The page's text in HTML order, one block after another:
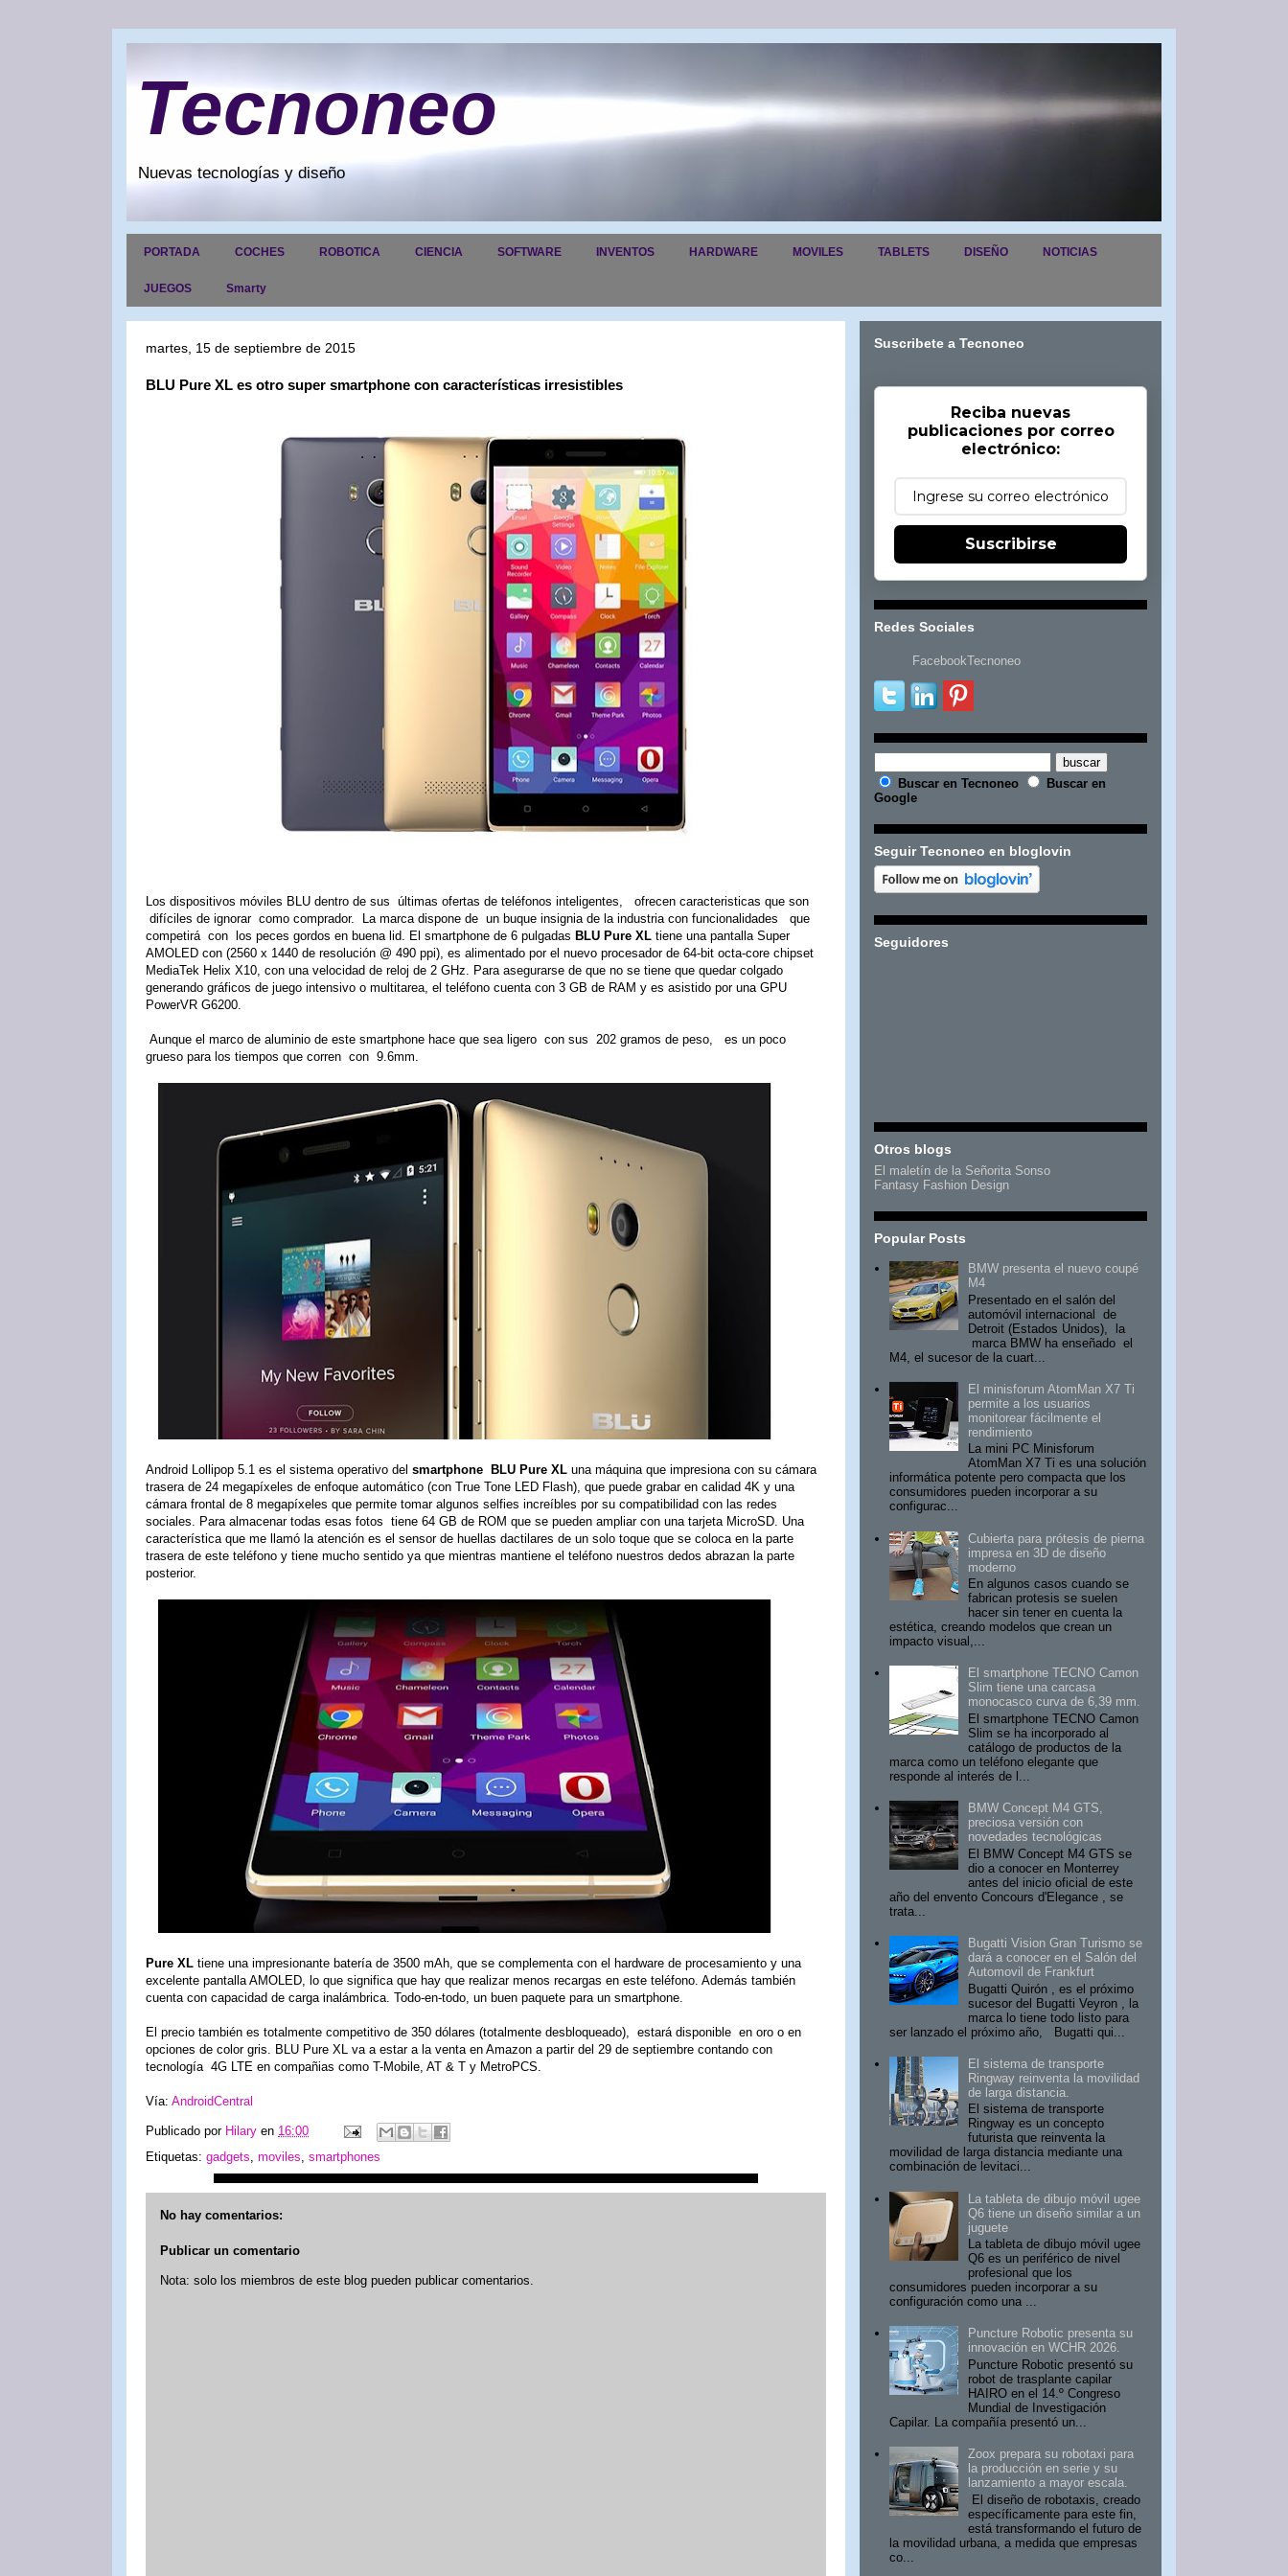
Tecnoneo
Nuevas tecnologías y diseño
PORTADA COCHES ROBOTICA CIENCIA SOFTWARE INVENTOS HARDWARE MOVILES TABLETS DISEÑO NOTICIAS
JUEGOS Smarty
martes, 15 de septiembre de 2015
BLU Pure XL es otro super smartphone con características irresistibles
Los dispositivos móviles BLU dentro de sus últimas ofertas de teléfonos inteligentes, ofrecen caracteristicas que son
difíciles de ignorar como comprador. La marca dispone de un buque insignia de la industria con funcionalidades que
competirá con los peces gordos en buena lid. El smartphone de 6 pulgadas BLU Pure XL tiene una pantalla Super
AMOLED con (2560 x 1440 de resolución @ 490 ppi), es alimentado por el nuevo procesador de 64-bit octa-core chipset
MediaTek Helix X10, con una velocidad de reloj de 2 GHz. Para asegurarse de que no se tiene que quedar colgado
generando gráficos de juego intensivo o multitarea, el teléfono cuenta con 3 GB de RAM y es asistido por una GPU
PowerVR G6200.
Aunque el marco de aluminio de este smartphone hace que sea ligero con sus 202 gramos de peso, es un poco
grueso para los tiempos que corren con 9.6mm.
Android Lollipop 5.1 es el sistema operativo del smartphone BLU Pure XL una máquina que impresiona con su cámara
trasera de 24 megapíxeles de enfoque automático (con True Tone LED Flash), que puede grabar en calidad 4K y una
cámara frontal de 8 megapíxeles que permite tomar algunos selfies increíbles por su compatibilidad con las redes
sociales. Para almacenar todas esas fotos tiene 64 GB de ROM que se pueden ampliar con una tarjeta MicroSD. Una
característica que me llamó la atención es el sensor de huellas dactilares de un solo toque que se coloca en la parte
trasera de este teléfono y tiene mucho sentido ya que mientras mantiene el teléfono nuestros dedos abrazan la parte
posterior.
Pure XL tiene una impresionante batería de 3500 mAh, que se complementa con el hardware de procesamiento y una
excelente pantalla AMOLED, lo que significa que hay que realizar menos recargas en este teléfono. Además también
cuenta con capacidad de carga inalámbrica. Todo-en-todo, un buen paquete para un smartphone.
El precio también es totalmente competitivo de 350 dólares (totalmente desbloqueado), estará disponible en oro o en
opciones de color gris. BLU Pure XL va a estar a la venta en Amazon a partir del 29 de septiembre contando con
tecnología 4G LTE en compañias como T-Mobile, AT & T y MetroPCS.
Vía: AndroidCentral
Publicado por Hilary en 16:00
Etiquetas: gadgets, moviles, smartphones
No hay comentarios:
Publicar un comentario
Nota: solo los miembros de este blog pueden publicar comentarios.
Suscribete a Tecnoneo
Reciba nuevas
publicaciones por correo
electrónico:
Suscribirse
Redes Sociales
FacebookTecnoneo
Buscar en Tecnoneo
Buscar en
Google
Seguir Tecnoneo en bloglovin
Seguidores
Otros blogs
El maletín de la Señorita Sonso
Fantasy Fashion Design
Popular Posts
BMW presenta el nuevo coupé
M4
Presentado en el salón del
automóvil internacional de
Detroit (Estados Unidos), la
marca BMW ha enseñado el
M4, el sucesor de la cuart...
El minisforum AtomMan X7 Ti
permite a los usuarios
monitorear fácilmente el
rendimiento
La mini PC Minisforum
AtomMan X7 Ti es una solución
informática potente pero compacta que los
consumidores pueden incorporar a su
configurac...
Cubierta para prótesis de pierna
impresa en 3D de diseño
moderno
En algunos casos cuando se
fabrican protesis se suelen
hacer sin tener en cuenta la
estética, creando modelos que crean un
impacto visual,...
El smartphone TECNO Camon
Slim tiene una carcasa
monocasco curva de 6,39 mm.
El smartphone TECNO Camon
Slim se ha incorporado al
catálogo de productos de la
marca como un teléfono elegante que
responde al interés de l...
BMW Concept M4 GTS,
preciosa versión con
novedades tecnológicas
El BMW Concept M4 GTS se
dio a conocer en Monterrey
antes del inicio oficial de este
año del envento Concours d'Elegance , se
trata...
Bugatti Vision Gran Turismo se
dará a conocer en el Salón del
Automovil de Frankfurt
Bugatti Quirón , es el próximo
sucesor del Bugatti Veyron , la
marca lo tiene todo listo para
ser lanzado el próximo año, Bugatti qui...
El sistema de transporte
Ringway reinventa la movilidad
de larga distancia.
El sistema de transporte
Ringway es un concepto
futurista que reinventa la
movilidad de larga distancia mediante una
combinación de levitaci...
La tableta de dibujo móvil ugee
Q6 tiene un diseño similar a un
juguete
La tableta de dibujo móvil ugee
Q6 es un periférico de nivel
profesional que los
consumidores pueden incorporar a su
configuración como una ...
Puncture Robotic presenta su
innovación en WCHR 2026.
Puncture Robotic presentó su
robot de trasplante capilar
HAIRO en el 14.º Congreso
Mundial de Investigación
Capilar. La compañía presentó un...
Zoox prepara su robotaxi para
la producción en serie y su
lanzamiento a mayor escala.
El diseño de robotaxis, creado
específicamente para este fin,
está transformando el futuro de
la movilidad urbana, a medida que empresas
co...